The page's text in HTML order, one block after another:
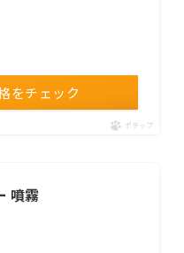
をチェック
ポチップ
噴霧